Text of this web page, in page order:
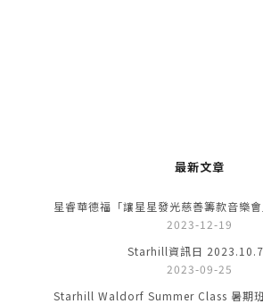
最新文章
星睿華德福「讓星星發光慈善籌款音樂
2023-12-19
Starhill資訊日 2023.10.7
2023-09-25
Starhill Waldorf Summer Class 暑期